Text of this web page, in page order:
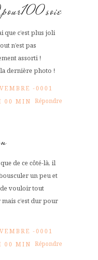
que c’est plus joli
n’est pas
assorti !
dernière photo !
-0001
00 MIN Répondre
de ce côté-là, il
un peu et
vouloir tout
c’est dur pour
-0001
00 MIN Répondre